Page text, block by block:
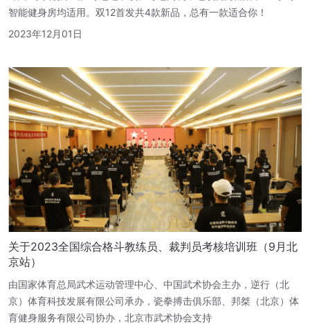
智能健身房均适用。双12首发共4款新品，总有一款适合你！
2023年12月01日
关于2023全国综合格斗教练员、裁判员考核培训班（9月北
京站）
由国家体育总局武术运动管理中心、中国武术协会主办，逆行（北
京）体育科技发展有限公司承办，瓷拳搏击俱乐部、邦桀（北京）体
育健身服务有限公司协办，北京市武术协会支持